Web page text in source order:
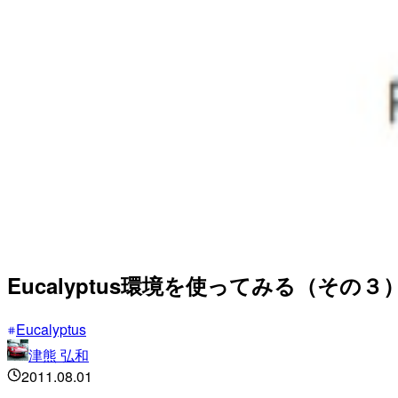
Eucalyptus環境を使ってみる（その３
Eucalyptus
津熊 弘和
2011.08.01